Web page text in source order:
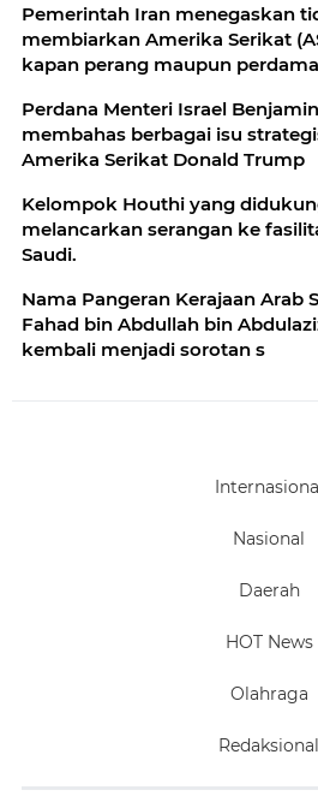
Pemerintah Iran menegaskan
membiarkan Amerika Serikat
kapan perang maupun
Perdana Menteri Israel
membahas berbagai isu
Amerika Serikat Donald Trump
Kelompok Houthi yang
melancarkan serangan ke
Saudi.
Nama Pangeran Kerajaan Arab
Fahad bin Abdullah bin
kembali menjadi sorotan s
Nasional
Daerah
HOT News
Olahraga
Redaksional